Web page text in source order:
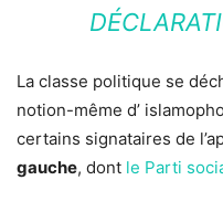
La classe politique se
notion-même d’
certains signataires de
gauche, dont le Parti